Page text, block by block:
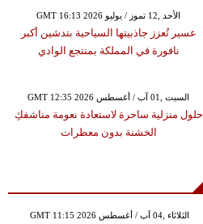
GMT 16:13 2026 الأحد ,12 تموز / يوليو
عسير تُعزز جاذبيتها السياحية بتدشين أكبر
نافورة في المملكة بمنتجع الوادي
GMT 12:35 2026 السبت ,01 آب / أغسطس
حلول منزلية ساحرة لاستعادة نعومة مناشفكِ
الخشنة بدون معطرات
GMT 11:15 2026 الثلاثاء ,04 آب / أغسطس